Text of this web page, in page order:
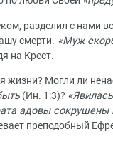
разделил с нами
смерти. «Муж
на Крест.
жизни? Могли ли
(Ин. 1:3)?
адовы
преподобный